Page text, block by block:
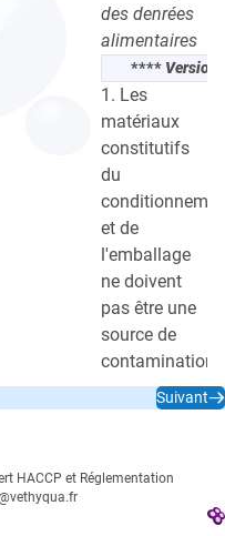
des denrées
alimentaires
****Version
1. Les
matériaux
constitutifs
du
et de
l'emballage
ne doivent
pas être une
source de
contamination.
2. Les
entreposés
Suivant
HACCP et Réglementation